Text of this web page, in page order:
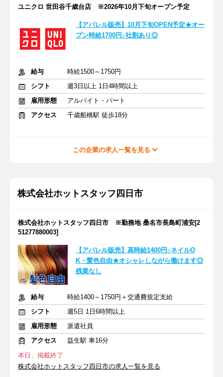
ユニクロ 世田谷千歳台店 ※2026年10月下旬オープン予定
【アパレル販売】10月下旬OPEN予定★オー
プン時給1700円♪社割あり◎
給与
時給1500～1750円
シフト
週3日以上 1日4時間以上
雇用形態
アルバイト・パート
アクセス
千歳船橋駅 徒歩18分
この企業の求人一覧を見る
株式会社ホットスタッフ四日市
株式会社ホットスタッフ四日市 ※勤務地 桑名市長島町浦安[2
51277880003]
【アパレル販売】高時給1400円♪ネイルO
K・髪色自由★オシャレしながら働けます◎
残業なし
給与
時給1400～1750円＋交通費規定支給
シフト
週5日 1日6時間以上
雇用形態
派遣社員
アクセス
益生駅 車16分
本日、掲載終了
株式会社ホットスタッフ四日市の求人一覧を見る